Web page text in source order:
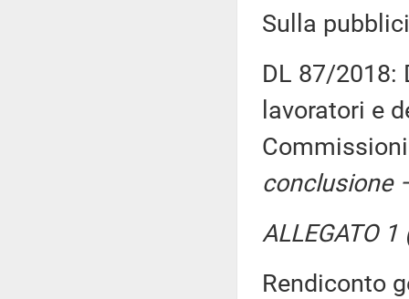
Sulla
DL 87/2018:
lavoratori e
conclusione
ALLEGATO
Rendiconto